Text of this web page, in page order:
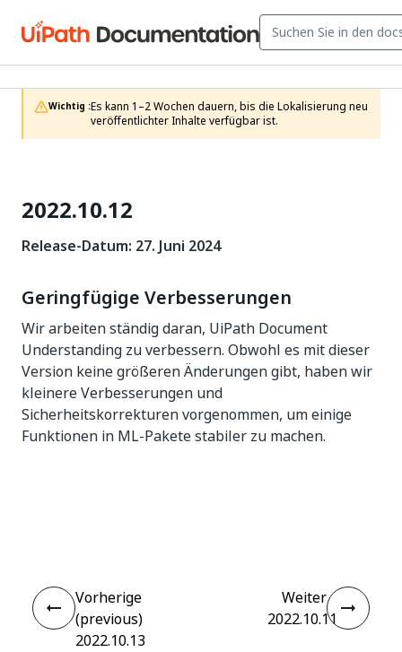
Wichtig :Es kann 1–2 Wochen dauern, bis die Lokalisierung neu
veröffentlichter Inhalte verfügbar ist.
2022.10.12
Release-Datum: 27. Juni 2024
Geringfügige Verbesserungen
Wir arbeiten ständig daran, UiPath Document
Understanding zu verbessern. Obwohl es mit dieser
Version keine größeren Änderungen gibt, haben wir
kleinere Verbesserungen und
Sicherheitskorrekturen vorgenommen, um einige
Funktionen in ML-Pakete stabiler zu machen.
Vorherige
(previous)
2022.10.13
Weiter
2022.10.11